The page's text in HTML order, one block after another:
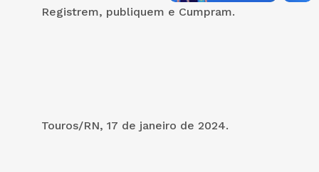
Registrem, publiquem e Cumpram.
Touros/RN, 17 de janeiro de 2024.